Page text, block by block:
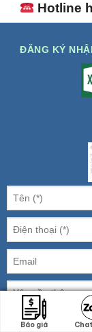
Hotline
ĐĂNG KÝ
4 + 5 =
Báo giá
Báo giá